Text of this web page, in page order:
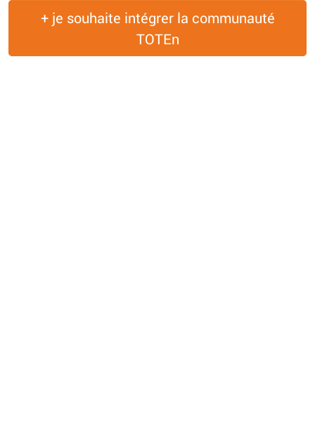
+ je souhaite intégrer la communauté
TOTEn